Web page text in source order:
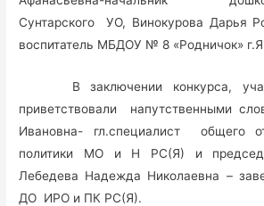
Сунтарского УО, Винокурова Дарья
воспитатель МБДОУ № 8 «Родничок»
В заключении конкурса,
приветствовали напутственными
Ивановна- гл.специалист общего
политики МО и Н РС(Я) и
Лебедева Надежда Николаевна –
ДО ИРО и ПК РС(Я).